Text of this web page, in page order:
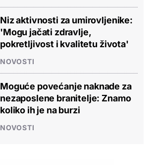
Niz aktivnosti za umirovljenike:
'Mogu jačati zdravlje,
pokretljivost i kvalitetu života'
NOVOSTI
Moguće povećanje naknade za
nezaposlene branitelje: Znamo
koliko ih je na burzi
NOVOSTI